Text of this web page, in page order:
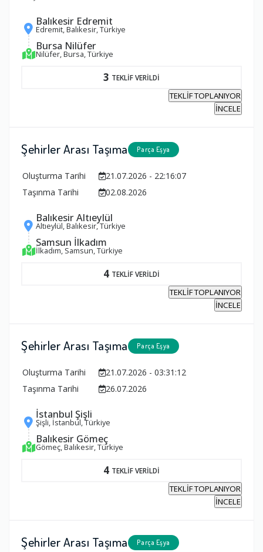
Balıkesir Edremit
Edremit, Balıkesir, Türkiye
Bursa Nilüfer
Nilüfer, Bursa, Türkiye
3 TEKLİF VERİLDİ
TEKLİF TOPLANIYOR
İNCELE
Şehirler Arası Taşıma Parça Eşya
Oluşturma Tarihi
21.07.2026 - 22:16:07
Taşınma Tarihi
02.08.2026
Balıkesir Altıeylül
Altıeylül, Balıkesir, Türkiye
Samsun İlkadım
İlkadım, Samsun, Türkiye
4 TEKLİF VERİLDİ
TEKLİF TOPLANIYOR
İNCELE
Şehirler Arası Taşıma Parça Eşya
Oluşturma Tarihi
21.07.2026 - 03:31:12
Taşınma Tarihi
26.07.2026
İstanbul Şişli
Şişli, İstanbul, Türkiye
Balıkesir Gömeç
Gömeç, Balıkesir, Türkiye
4 TEKLİF VERİLDİ
TEKLİF TOPLANIYOR
İNCELE
Şehirler Arası Taşıma Parça Eşya